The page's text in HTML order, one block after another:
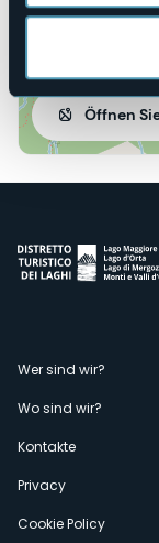
Öffnen
Menù
Wer sind wir?
Wo sind wir?
Kontakte
Privacy
Cookie Policy